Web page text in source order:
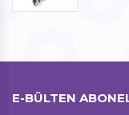
E-BÜLTEN